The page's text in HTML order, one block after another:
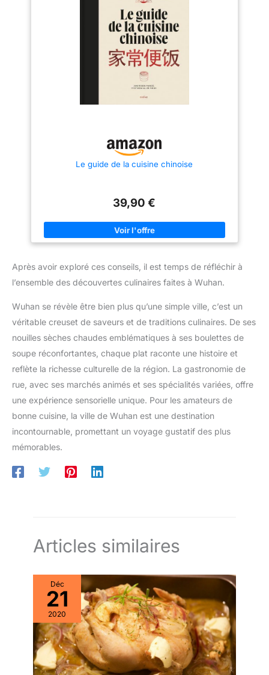
Le guide de la cuisine chinoise
39,90 €
Après avoir exploré ces conseils, il est temps de réfléchir à
l’ensemble des découvertes culinaires faites à Wuhan.
Wuhan se révèle être bien plus qu’une simple ville, c’est un
véritable creuset de saveurs et de traditions culinaires. De ses
nouilles sèches chaudes emblématiques à ses boulettes de
soupe réconfortantes, chaque plat raconte une histoire et
reflète la richesse culturelle de la région. La gastronomie de
rue, avec ses marchés animés et ses spécialités variées, offre
une expérience sensorielle unique. Pour les amateurs de
bonne cuisine, la ville de Wuhan est une destination
incontournable, promettant un voyage gustatif des plus
mémorables.
Articles similaires
Déc
21
2020